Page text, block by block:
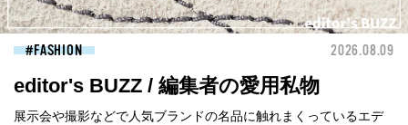
FASHION 2026.08.09
editor's BUZZ / 編集者の愛用私物
展示会や撮影などで人気ブランドの名品に触れまくっているエデ